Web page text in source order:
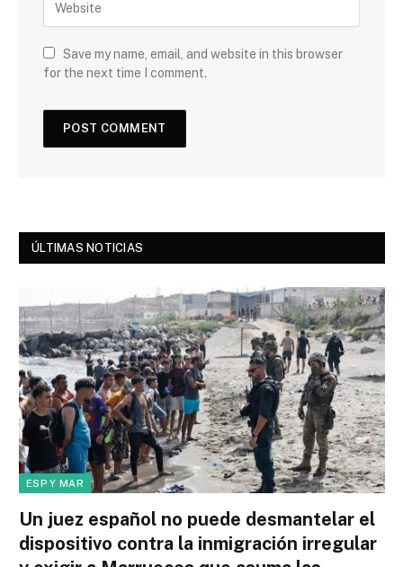
Save my name, email, and website in this browser
for the next time I comment.
ÚLTIMAS NOTICIAS
ESP Y MAR
Un juez español no puede desmantelar el
dispositivo contra la inmigración irregular